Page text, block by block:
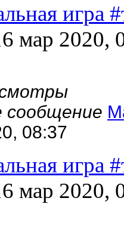
игра
мар 2020,
сообщение
08:37
игра
мар 2020,